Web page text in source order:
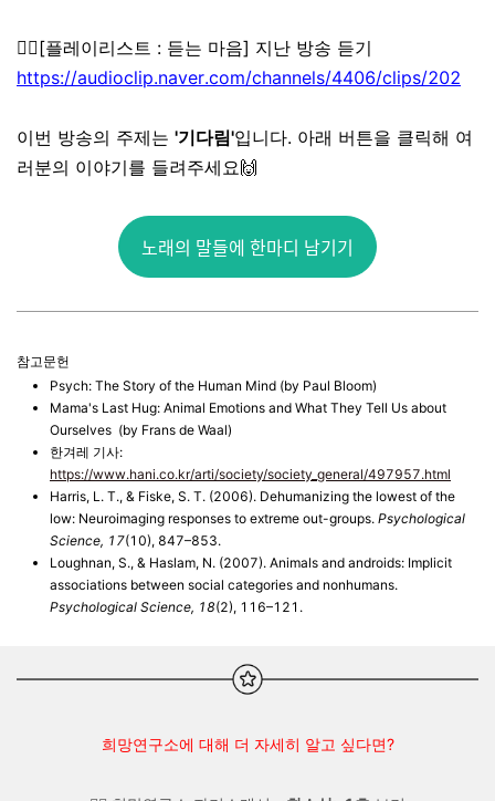
👉🏼[플레이리스트 : 듣는 마음] 지난 방송 듣기
https://audioclip.naver.com/channels/4406/clips/202
이번 방송의 주제는 '기다림'입니다. 아래 버튼을 클릭해 여
러분의 이야기를 들려주세요🙌
노래의 말들에 한마디 남기기
참고문헌
Psych: The Story of the Human Mind (by Paul Bloom)
Mama's Last Hug: Animal Emotions and What They Tell Us about
Ourselves (by Frans de Waal)
한겨레 기사:
https://www.hani.co.kr/arti/society/society_general/497957.html
Harris, L. T., & Fiske, S. T. (2006). Dehumanizing the lowest of the
low: Neuroimaging responses to extreme out-groups. Psychological
Science, 17(10), 847–853.
Loughnan, S., & Haslam, N. (2007). Animals and androids: Implicit
associations between social categories and nonhumans.
Psychological Science, 18(2), 116–121.
희망연구소에 대해 더 자세히 알고 싶다면?